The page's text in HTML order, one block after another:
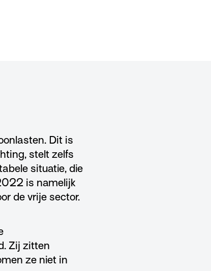
Dit is
stelt zelfs
situatie, die
is namelijk
de vrije sector.
Zij zitten
ze niet in